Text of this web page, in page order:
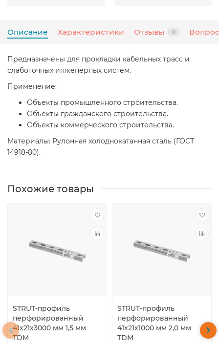
Описание Характеристики Отзывы 0
Предназначены для прокладки кабельных трасс и
слаботочных инженерных систем.
Применение:
Объекты промышленного строительства.
Объекты гражданского строительства.
Объекты коммерческого строительства.
Материалы: Рулонная холоднокатанная сталь (ГОСТ
14918-80).
Похожие товары
STRUT-профиль
перфорированный
41х21х3000 мм 1,5 мм
TDM
STRUT-профиль
перфорированный
41х21х1000 мм 2,0 мм
TDM